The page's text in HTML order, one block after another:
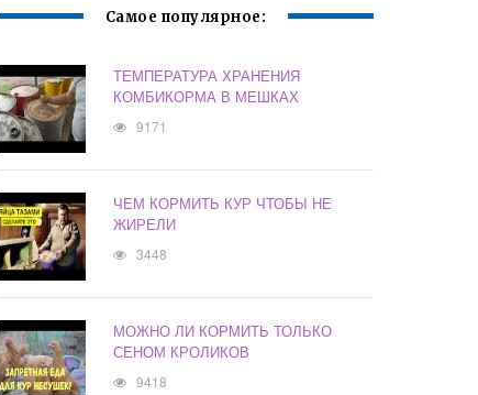
Самое популярное:
ТЕМПЕРАТУРА ХРАНЕНИЯ
КОМБИКОРМА В МЕШКАХ
9171
ЧЕМ КОРМИТЬ КУР ЧТОБЫ НЕ
ЖИРЕЛИ
3448
МОЖНО ЛИ КОРМИТЬ ТОЛЬКО
СЕНОМ КРОЛИКОВ
9418